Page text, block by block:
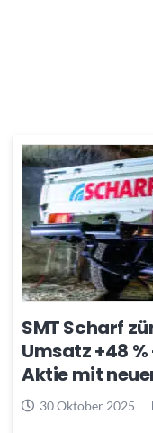
SMT Scharf
Umsatz +48
Aktie mit
30 Oktober 2025